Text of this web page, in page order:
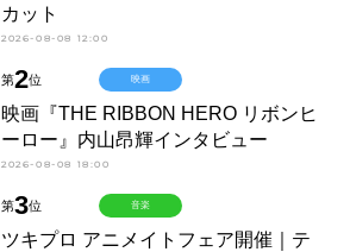
カット
2026-08-08 12:00
第2位
映画『THE RIBBON HERO リボンヒ
ーロー』内山昂輝インタビュー
2026-08-08 18:00
映画
第3位
ツキプロ アニメイトフェア開催｜テ
音楽